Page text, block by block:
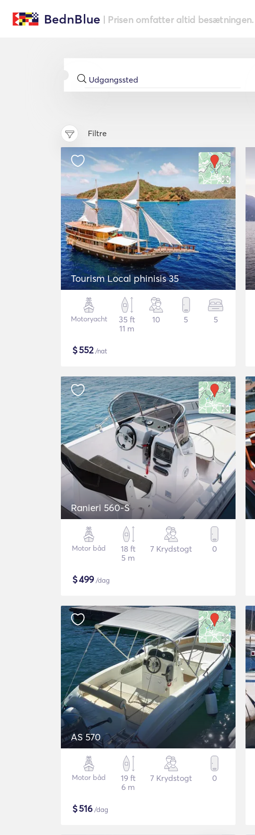
BednBlue | Prisen omfatter altid besætningen.
Filtre
Tourism Local phinisis 35
Motoryacht
35 ft
11 m
10 5 5
$552/nat
Ranieri 560-S
Motor båd
18 ft
5 m
7 Krydstogt 0
$499/dag
AS 570
Motor båd
19 ft
6 m
7 Krydstogt 0
$516/dag